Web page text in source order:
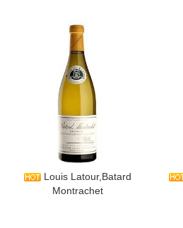
​Louis Latour,Batard
Montrachet